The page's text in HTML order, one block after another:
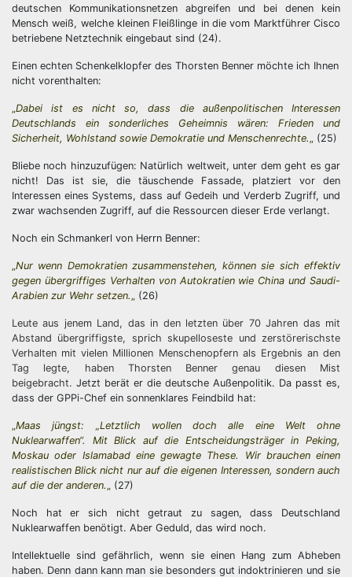
deutschen Kommunikationsnetzen abgreifen und bei denen kein
Mensch weiß, welche kleinen Fleißlinge in die vom Marktführer Cisco
betriebene Netztechnik eingebaut sind (24).
Einen echten Schenkelklopfer des Thorsten Benner möchte ich Ihnen
nicht vorenthalten:
„Dabei ist es nicht so, dass die außenpolitischen Interessen
Deutschlands ein sonderliches Geheimnis wären: Frieden und
Sicherheit, Wohlstand sowie Demokratie und Menschenrechte. „ (25)
Bliebe noch hinzuzufügen: Natürlich weltweit, unter dem geht es gar
nicht! Das ist sie, die täuschende Fassade, platziert vor den
Interessen eines Systems, dass auf Gedeih und Verderb Zugriff, und
zwar wachsenden Zugriff, auf die Ressourcen dieser Erde verlangt.
Noch ein Schmankerl von Herrn Benner:
„Nur wenn Demokratien zusammenstehen, können sie sich effektiv
gegen übergriffiges Verhalten von Autokratien wie China und Saudi-
Arabien zur Wehr setzen. „ (26)
Leute aus jenem Land, das in den letzten über 70 Jahren das mit
Abstand übergriffigste, sprich skupelloseste und zerstörerischste
Verhalten mit vielen Millionen Menschenopfern als Ergebnis an den
Tag legte, haben Thorsten Benner genau diesen Mist
beigebracht. Jetzt berät er die deutsche Außenpolitik. Da passt es,
dass der GPPi-Chef ein sonnenklares Feindbild hat:
„Maas jüngst: ​ „Letztlich wollen doch alle eine Welt ohne
Nuklearwaffen“. Mit Blick auf die Entscheidungsträger in Peking,
Moskau oder Islamabad eine gewagte These. Wir brauchen einen
realistischen Blick nicht nur auf die eigenen Interessen, sondern auch
auf die der anderen. „ (27)
Noch hat er sich nicht getraut zu sagen, dass Deutschland
Nuklearwaffen benötigt. Aber Geduld, das wird noch.
Intellektuelle sind gefährlich, wenn sie einen Hang zum Abheben
haben. Denn dann kann man sie besonders gut indoktrinieren und sie